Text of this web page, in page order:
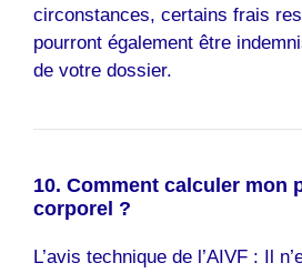
circonstances, certains frais
pourront également être
de votre dossier.
10. Comment calculer mon
corporel ?
L’avis technique de l’AIVF : Il